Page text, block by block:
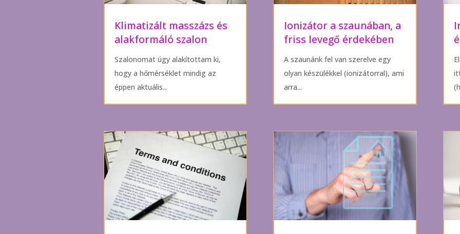
Klimatizált masszázs és
alakformáló szalon
Szalonomat úgy alakítottam ki,
hogy a hőmérséklet mindig az
éppen aktuális...
Ionizátor a szaunában, a
friss levegő érdekében
A szaunánk fel van szerelve egy
olyan készülékkel (ionizátorral), ami
arra...